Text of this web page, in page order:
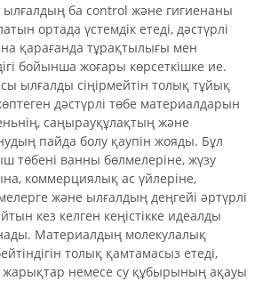
ба control және гигиенаны
ортада үстемдік етеді, дәстүрлі
қарағанда тұрақтылығы мен
бойынша жоғары көрсеткішке ие.
ылғалды сіңірмейтін толық тұйық
дәстүрлі төбе материалдарын
саңырауқұлақтың және
пайда болу қаупін жояды. Бұл
төбені ванны бөлмелеріне, жүзу
коммерциялық ас үйлеріне,
және ылғалдың деңгейі әртүрлі
кез келген кеңістікке идеалды
Материалдың молекулалық
толық қамтамасыз етеді,
жарықтар немесе су құбырының ақауы